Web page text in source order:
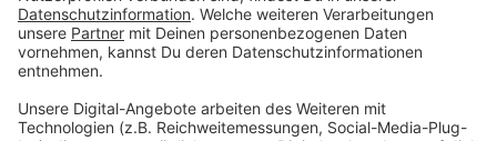
Anzeige
picture alliance/dpa | Guido Kirchner
Zum Jubiläum 375 Jahre Westfälischer Frieden im